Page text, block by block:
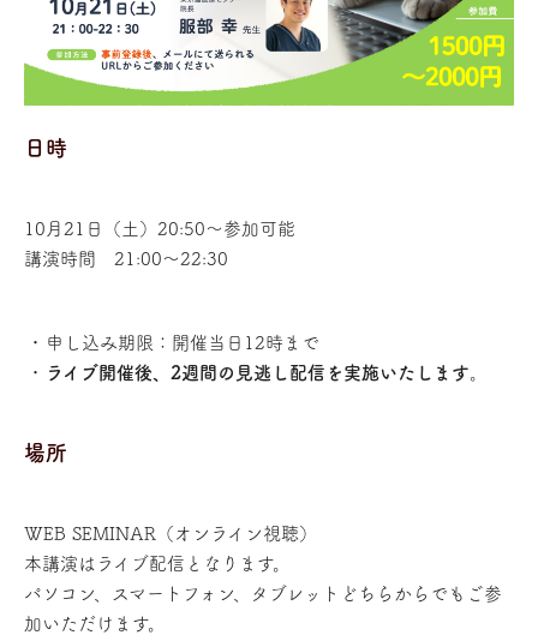
日時
10月21日（土）20:50～参加可能
講演時間 21:00～22:30
申し込み期限：開催当日12時まで
ライブ開催後、2週間の見逃し配信を実施いたします。
場所
WEB SEMINAR（オンライン視聴）
本講演はライブ配信となります。
パソコン、スマートフォン、タブレットどちらからでもご参
加いただけます。